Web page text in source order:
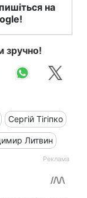
на
зручно!
Сергій Тігіпко
Литвин